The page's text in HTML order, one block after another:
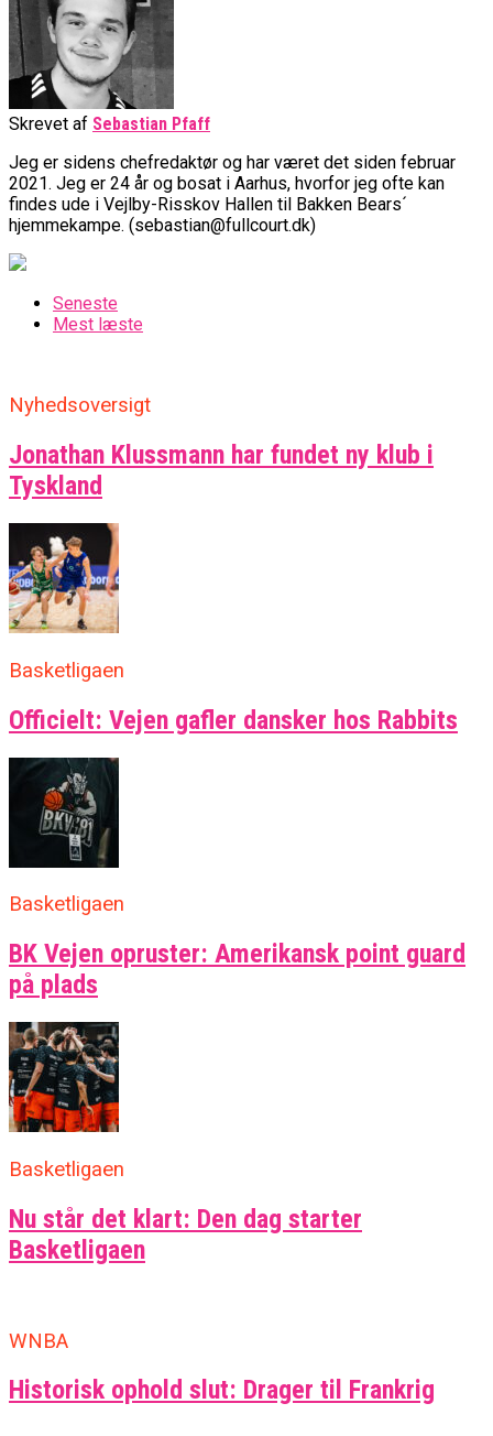
Skrevet af Sebastian Pfaff
Jeg er sidens chefredaktør og har været det siden februar
2021. Jeg er 24 år og bosat i Aarhus, hvorfor jeg ofte kan
findes ude i Vejlby-Risskov Hallen til Bakken Bears´
hjemmekampe. (sebastian@fullcourt.dk)
Seneste
Mest læste
Nyhedsoversigt
Jonathan Klussmann har fundet ny klub i
Tyskland
Basketligaen
Officielt: Vejen gafler dansker hos Rabbits
Basketligaen
BK Vejen opruster: Amerikansk point guard
på plads
Basketligaen
Nu står det klart: Den dag starter
Basketligaen
WNBA
Historisk ophold slut: Drager til Frankrig